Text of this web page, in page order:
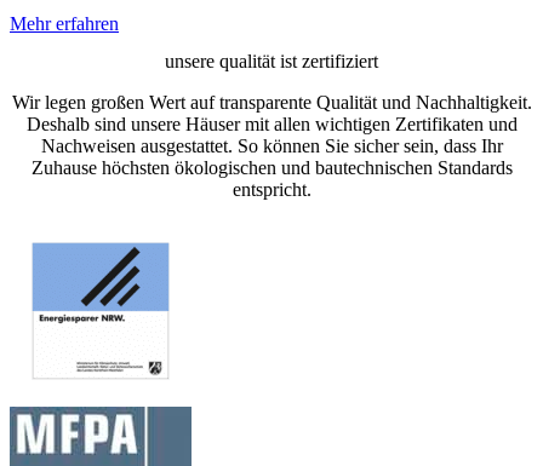
Mehr erfahren
unsere qualität ist zertifiziert
Wir legen großen Wert auf transparente Qualität und Nachhaltigkeit.
Deshalb sind unsere Häuser mit allen wichtigen Zertifikaten und
Nachweisen ausgestattet. So können Sie sicher sein, dass Ihr
Zuhause höchsten ökologischen und bautechnischen Standards
entspricht.